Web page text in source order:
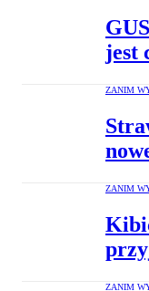
jest
ZANIM
ZANIM
ZANIM